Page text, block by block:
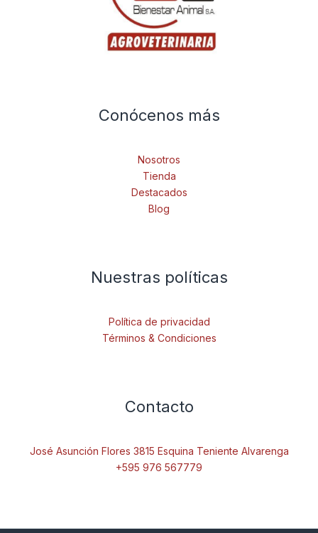
Conócenos más
Nosotros
Tienda
Destacados
Blog
Nuestras políticas
Política de privacidad
Términos & Condiciones
Contacto
José Asunción Flores 3815 Esquina Teniente Alvarenga
+595 976 567779